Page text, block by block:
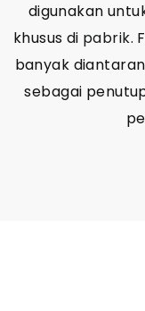
digunakan
khusus di pabrik.
banyak
sebagai